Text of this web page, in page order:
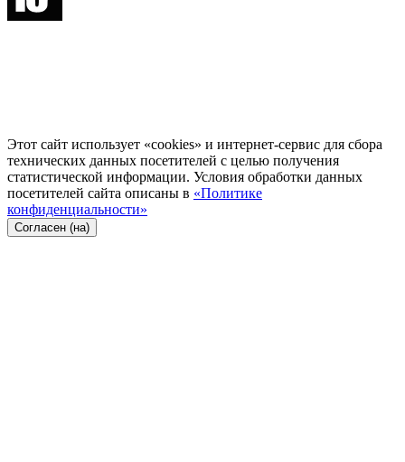
Этот сайт использует «cookies» и интернет-сервис для сбора
технических данных посетителей с целью получения
статистической информации. Условия обработки данных
посетителей сайта описаны в «Политике
конфиденциальности»
Согласен (на)